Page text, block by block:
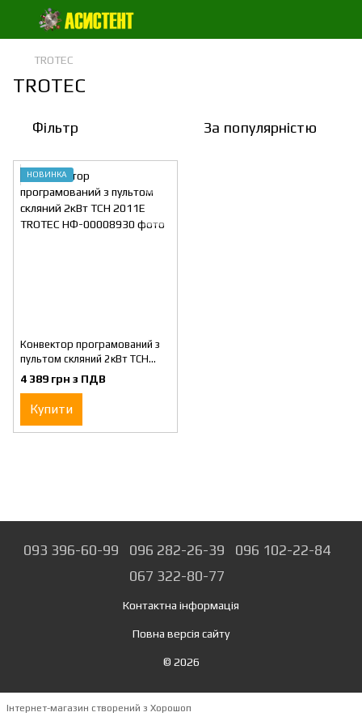
TROTEC
TROTEC
Фільтр За популярністю
НОВИНКА
Конвектор програмований з
пультом скляний 2кВт TCH
2011E TROTEC
4 389 грн з ПДВ
Купити
093 396-60-99 096 282-26-39
096 102-22-84
067 322-80-77
Контактна інформація
Повна версія сайту
© 2026
Інтернет-магазин створений з Хорошоп